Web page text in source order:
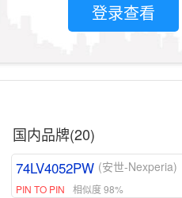
登录查看
国内品牌(20)
74LV4052PW (安世-Nexperia)
PIN TO PIN 相似度 98%